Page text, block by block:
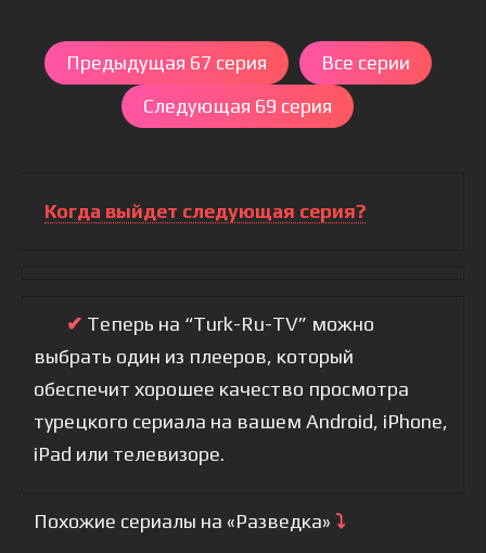
Предыдущая 67 серия
Все серии
Следующая 69 серия
Когда выйдет следующая серия?
✔ Теперь на “Turk-Ru-TV” можно
выбрать один из плееров, который
обеспечит хорошее качество просмотра
турецкого сериала на вашем Android, iPhone,
iPad или телевизоре.
Похожие сериалы на «Разведка» ⤵